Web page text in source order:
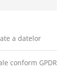
a datelor
conform GPDR